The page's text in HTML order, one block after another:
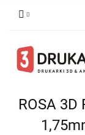
ROSA